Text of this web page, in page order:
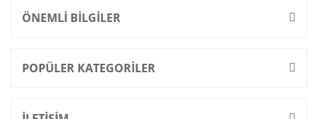
ÖNEMLİ BİLGİLER
POPÜLER KATEGORİLER